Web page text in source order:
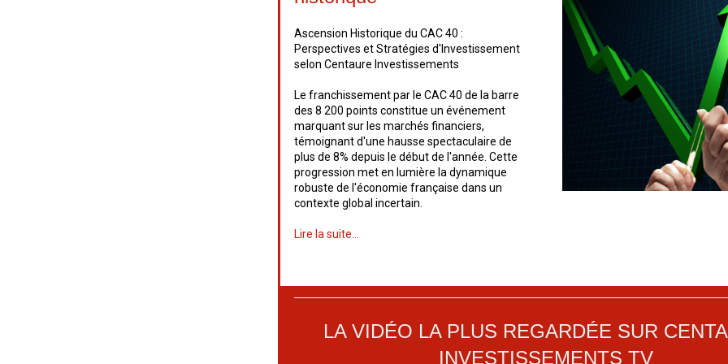
Ascension Historique du CAC 40 :
Perspectives et Stratégies d'Investissement
selon Centaure Investissements
Le franchissement par le CAC 40 de la barre
des 8 200 points constitue un événement
marquant sur les marchés financiers,
témoignant d'une hausse spectaculaire de
plus de 8% depuis le début de l'année. Cette
progression met en lumière la dynamique
robuste de l'économie française dans un
contexte global incertain.
Lire la suite...
LA VIDÉO LA PLUS REGARDÉE SUR
INVESTISSEMENTS TV